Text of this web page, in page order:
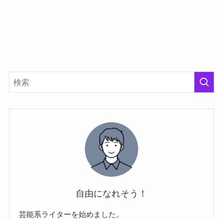
自由になれそう！
芸能系ライターを始めました。